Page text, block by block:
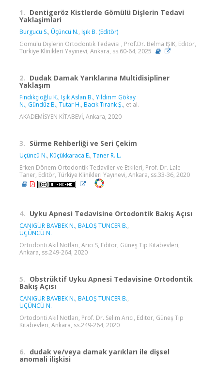
1. Dentigeröz Kistlerde Gömülü Dişlerin Tedavi
Yaklaşimlari
Burgucu S., Üçüncü N., Işık B. (Editör)
Gömülü Dişlerin Ortodontik Tedavisi , Prof.Dr. Belma IŞIK, Editör,
Türkiye Klinikleri Yayınevi, Ankara, ss.60-64, 2025
2. Dudak Damak Yarıklarına Multidisipliner
Yaklaşım
Fındıkçıoğlu K., Işık Aslan B., Yıldırım Gökay
N., Gündüz B., Tutar H., Bacık Tırank Ş., et al.
AKADEMİSYEN KİTABEVİ, Ankara, 2020
3. Sürme Rehberliği ve Seri Çekim
Üçüncü N., Küçükkaraca E., Taner R. L.
Erken Dönem Ortodontik Tedaviler ve Etkileri, Prof. Dr. Lale
Taner, Editör, Türkiye Klinikleri Yayınevi, Ankara, ss.33-36, 2020
4. Uyku Apnesi Tedavisine Ortodontik Bakış Açısı
CANIGÜR BAVBEK N., BALOŞ TUNCER B.,
ÜÇÜNCÜ N.
Ortodonti Akıl Notları, Arıcı S, Editör, Güneş Tıp Kitabevleri,
Ankara, ss.249-264, 2020
5. Obstrüktif Uyku Apnesi Tedavisine Ortodontik
Bakış Açısı
CANIGÜR BAVBEK N., BALOŞ TUNCER B.,
ÜÇÜNCÜ N.
Ortodonti Akıl Notları, Prof. Dr. Selim Arıcı, Editör, Güneş Tıp
Kitabevleri, Ankara, ss.249-264, 2020
6. dudak ve/veya damak yarıkları ile dişsel
anomali ilişkisi